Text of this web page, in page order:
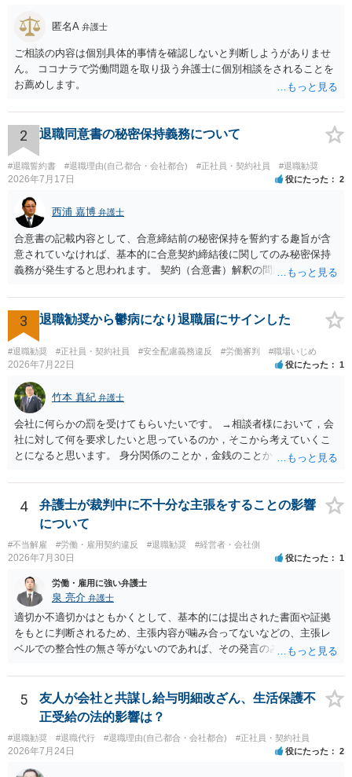
匿名A 弁護士
ご相談の内容は個別具体的事情を確認しないと判断しようがありませ
ん。 ココナラで労働問題を取り扱う弁護士に個別相談をされることを
お薦めします。
2 退職同意書の秘密保持義務について
#退職誓約書 #退職理由(自己都合・会社都合) #正社員・契約社員 #退職勧奨
2026年7月17日 役にたった 2
西浦 嘉博 弁護士
合意書の記載内容として、合意締結前の秘密保持を誓約する趣旨が含
意されていなければ、基本的に合意契約締結後に関してのみ秘密保持
義務が発生すると思われます。 契約（合意書）解釈の問題ですので、
場合、最寄りの法律事務所で相談されることを検討ください。
3 退職勧奨から鬱病になり退職届にサインした
#退職勧奨 #正社員・契約社員 #安全配慮義務違反 #労働審判 #職場いじめ
2026年7月22日 役にたった 1
竹本 真紀 弁護士
会社に何らかの罰を受けてもらいたいです。 →相談者様において，会
社に対して何を要求したいと思っているのか，そこから考えていくこ
とになると思います。 身分関係のことか，金銭のことか，会社自体に
わからない，そういう状態なのであれば，その点を検討していくこと
から始めるのがよいと思います。
4
弁護士が裁判中に不十分な主張をすることの影響
について
#不当解雇 #労働・雇用契約違反 #退職勧奨 #経営者・会社側
2026年7月30日 役にたった 1
労働・雇用に強い弁護士
泉 亮介 弁護士
適切か不適切かはともかくとして、基本的には提出された書面や証拠
をもとに判断されるため、主張内容が噛み合ってないなどの、主張レ
ベルでの整合性の無さ等がないのであれば、その発言のみで大きく不
5
友人が会社と共謀し給与明細改ざん、生活保護不
正受給の法的影響は？
#退職勧奨 #退職代行 #退職理由(自己都合・会社都合) #正社員・契約社員
2026年7月24日 役にたった 2